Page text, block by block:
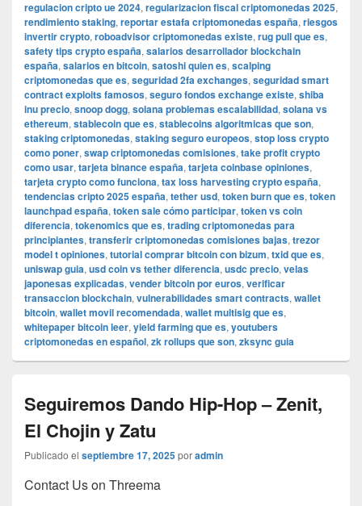
regulacion cripto ue 2024, regularizacion fiscal criptomonedas 2025,
rendimiento staking, reportar estafa criptomonedas españa, riesgos
invertir crypto, roboadvisor criptomonedas existe, rug pull que es,
safety tips crypto españa, salarios desarrollador blockchain
españa, salarios en bitcoin, satoshi quien es, scalping
criptomonedas que es, seguridad 2fa exchanges, seguridad smart
contract exploits famosos, seguro fondos exchange existe, shiba
inu precio, snoop dogg, solana problemas escalabilidad, solana vs
ethereum, stablecoin que es, stablecoins algoritmicas que son,
staking criptomonedas, staking seguro europeos, stop loss crypto
como poner, swap criptomonedas comisiones, take profit crypto
como usar, tarjeta binance españa, tarjeta coinbase opiniones,
tarjeta crypto como funciona, tax loss harvesting crypto españa,
tendencias cripto 2025 españa, tether usd, token burn que es, token
launchpad españa, token sale cómo participar, token vs coin
diferencia, tokenomics que es, trading criptomonedas para
principiantes, transferir criptomonedas comisiones bajas, trezor
model t opiniones, tutorial comprar bitcoin con bizum, txid que es,
uniswap guia, usd coin vs tether diferencia, usdc precio, velas
japonesas explicadas, vender bitcoin por euros, verificar
transaccion blockchain, vulnerabilidades smart contracts, wallet
bitcoin, wallet movil recomendada, wallet multisig que es,
whitepaper bitcoin leer, yield farming que es, youtubers
criptomonedas en español, zk rollups que son, zksync guia
Seguiremos Dando Hip-Hop – Zenit,
El Chojin y Zatu
Publicado el septiembre 17, 2025poradmin
Contact Us on Threema